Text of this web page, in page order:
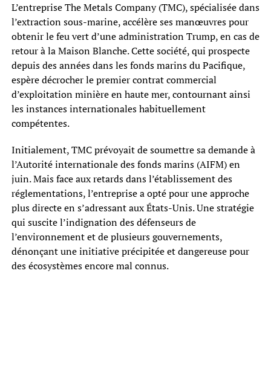
L’entreprise The Metals Company (TMC), spécialisée dans
l’extraction sous-marine, accélère ses manœuvres pour
obtenir le feu vert d’une administration Trump, en cas de
retour à la Maison Blanche. Cette société, qui prospecte
depuis des années dans les fonds marins du Pacifique,
espère décrocher le premier contrat commercial
d’exploitation minière en haute mer, contournant ainsi
les instances internationales habituellement
compétentes.
Initialement, TMC prévoyait de soumettre sa demande à
l’Autorité internationale des fonds marins (AIFM) en
juin. Mais face aux retards dans l’établissement des
réglementations, l’entreprise a opté pour une approche
plus directe en s’adressant aux États-Unis. Une stratégie
qui suscite l’indignation des défenseurs de
l’environnement et de plusieurs gouvernements,
dénonçant une initiative précipitée et dangereuse pour
des écosystèmes encore mal connus.